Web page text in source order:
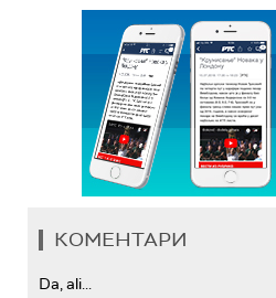
КОМЕНТАРИ
Da, ali...